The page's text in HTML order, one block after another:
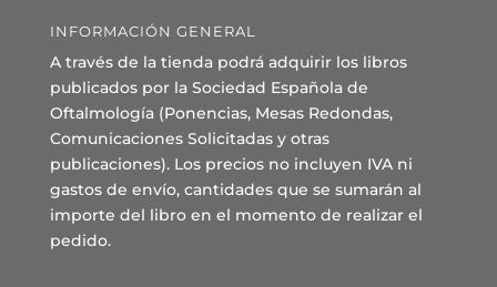
INFORMACIÓN GENERAL
A través de la tienda podrá adquirir los libros
publicados por la Sociedad Española de
Oftalmología (Ponencias, Mesas Redondas,
Comunicaciones Solicitadas y otras
publicaciones). Los precios no incluyen IVA ni
gastos de envío, cantidades que se sumarán al
importe del libro en el momento de realizar el
pedido.